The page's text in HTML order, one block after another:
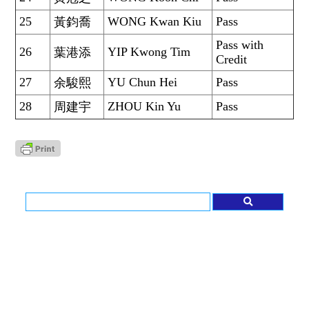
25
黃鈞喬 WONG Kwan Kiu Pass
26 葉港添 YIP Kwong Tim
Pass with
Credit
27
余駿熙 YU Chun Hei
Pass
28
周建宇 ZHOU Kin Yu Pass